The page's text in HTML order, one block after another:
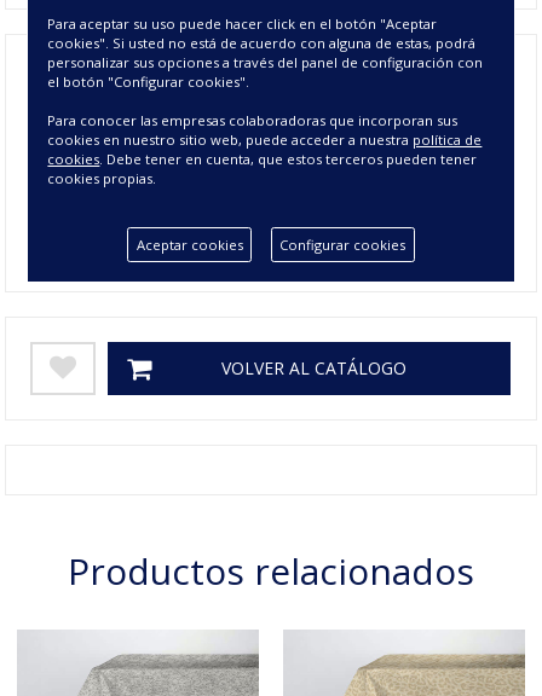
Tamaño
140 cms
Colores
250
VOLVER AL CATÁLOGO
Productos relacionados
Para aceptar su uso puede hacer click en el botón "Aceptar
cookies". Si usted no está de acuerdo con alguna de estas, podrá
personalizar sus opciones a través del panel de configuración con
el botón "Configurar cookies".
Para conocer las empresas colaboradoras que incorporan sus
cookies en nuestro sitio web, puede acceder a nuestra política de
cookies . Debe tener en cuenta, que estos terceros pueden tener
cookies propias.
Aceptar cookies Configurar cookies